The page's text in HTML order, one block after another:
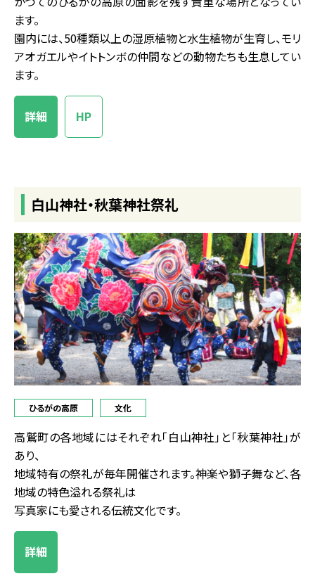
ます。
園内には、50種類以上の湿原植物と水生植物が生育し、モリ
アオガエルやイトトンボの仲間などの動物たちも生息してい
ます。
詳細 HP
白山神社・秋葉神社祭礼
ひるがの高原 文化
高鷲町の各地域にはそれぞれ「白山神社」と「秋葉神社」が
あり、
地域特有の祭礼が毎年開催されます。神楽や獅子舞など、各
地域の特色溢れる祭礼は
写真家にも愛される伝統文化です。
詳細